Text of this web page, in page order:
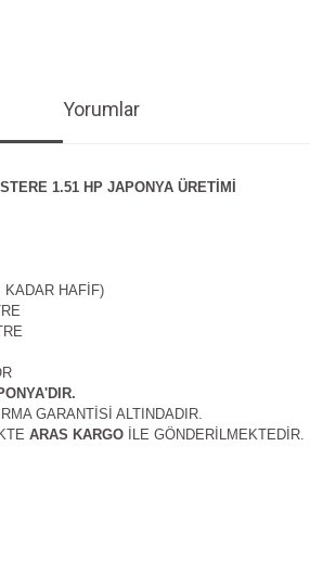
Yorumlar
1.51 HP JAPONYA ÜRETİMİ
KADAR HAFİF)
GARANTİSİ ALTINDADIR.
ARAS KARGO İLE GÖNDERİLMEKTEDİR.